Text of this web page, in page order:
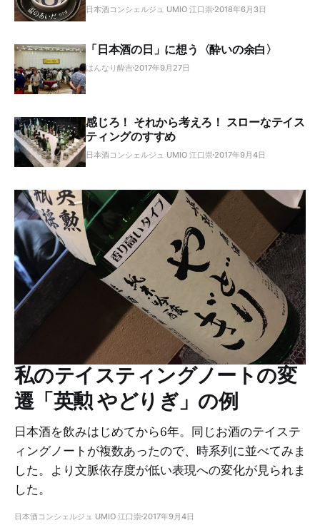
日本酒コンシェルジュ UMIO 江口崇 2018年6月3日
「日本酒の日」に想う〈酔いの余白〉
はんなり酔吉 2017年9月27日
感じろ！ それから考えろ！ スローなテイス
ティングのすすめ
日本酒コンシェルジュ UMIO 江口崇 2017年9月4日
私のテイスティングノートの変
遷「英勲 やどりぎ」の例
日本酒を飲みはじめてから6年。同じお酒のテイステ
ィングノートが複数あったので、時系列に並べてみま
した。より文脈依存度が低い表現への変化が見られま
した。
日本酒コンシェルジュ UMIO 江口崇 2017年9月4日